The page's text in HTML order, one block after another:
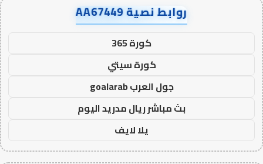
روابط نصية AA67449
كورة 365
كورة سيتي
جول العرب goalarab
بث مباشر ريال مدريد اليوم
يلا لايف